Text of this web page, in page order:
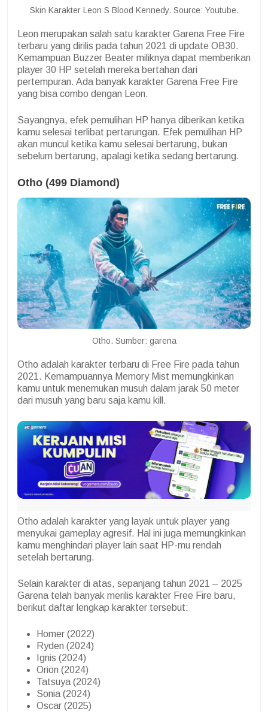
Skin Karakter Leon S Blood Kennedy. Source: Youtube.
Leon merupakan salah satu karakter Garena Free Fire
terbaru yang dirilis pada tahun 2021 di update OB30.
Kemampuan Buzzer Beater miliknya dapat memberikan
player 30 HP setelah mereka bertahan dari
pertempuran. Ada banyak karakter Garena Free Fire
yang bisa combo dengan Leon.
Sayangnya, efek pemulihan HP hanya diberikan ketika
kamu selesai terlibat pertarungan. Efek pemulihan HP
akan muncul ketika kamu selesai bertarung, bukan
sebelum bertarung, apalagi ketika sedang bertarung.
Otho (499 Diamond)
Otho. Sumber: garena
Otho adalah karakter terbaru di Free Fire pada tahun
2021. Kemampuannya Memory Mist memungkinkan
kamu untuk menemukan musuh dalam jarak 50 meter
dari musuh yang baru saja kamu kill.
Otho adalah karakter yang layak untuk player yang
menyukai gameplay agresif. Hal ini juga memungkinkan
kamu menghindari player lain saat HP-mu rendah
setelah bertarung.
Selain karakter di atas, sepanjang tahun 2021 – 2025
Garena telah banyak merilis karakter Free Fire baru,
berikut daftar lengkap karakter tersebut:
Homer (2022)
Ryden (2024)
Ignis (2024)
Orion (2024)
Tatsuya (2024)
Sonia (2024)
Oscar (2025)